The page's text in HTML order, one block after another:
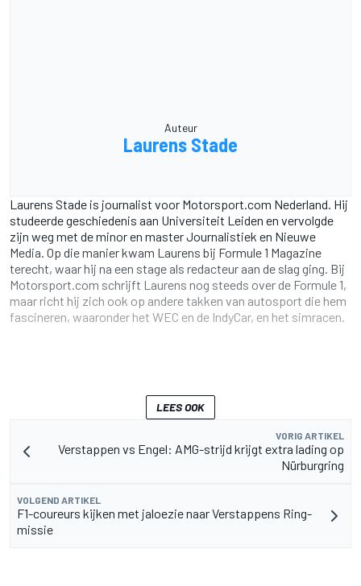
Auteur
Laurens Stade
Laurens Stade is journalist voor Motorsport.com Nederland. Hij
studeerde geschiedenis aan Universiteit Leiden en vervolgde
zijn weg met de minor en master Journalistiek en Nieuwe
Media. Op die manier kwam Laurens bij Formule 1 Magazine
terecht, waar hij na een stage als redacteur aan de slag ging. Bij
Motorsport.com schrijft Laurens nog steeds over de Formule 1,
maar richt hij zich ook op andere takken van autosport die hem
fascineren, waaronder het WEC en de IndyCar, en het simracen.
LEES OOK
VORIG ARTIKEL
Verstappen vs Engel: AMG-strijd krijgt extra lading op
Nürburgring
VOLGEND ARTIKEL
F1-coureurs kijken met jaloezie naar Verstappens Ring-
missie